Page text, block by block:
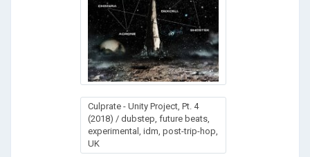
Culprate - Unity Project, Pt. 4
(2018) / dubstep, future beats,
experimental, idm, post-trip-hop,
UK